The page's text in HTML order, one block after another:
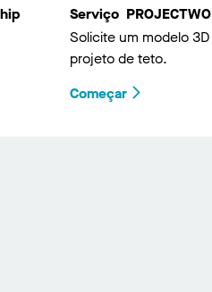
Serviço
Solicite um modelo
projeto de teto.
Começar